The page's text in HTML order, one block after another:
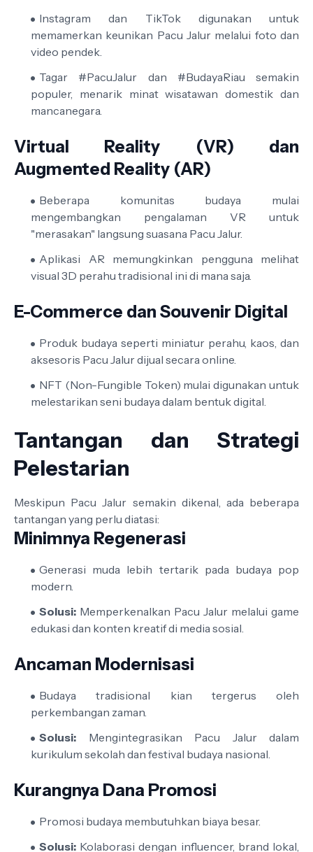
Instagram dan TikTok digunakan untuk
memamerkan keunikan Pacu Jalur melalui foto dan
video pendek.
Tagar #PacuJalur dan #BudayaRiau semakin
populer, menarik minat wisatawan domestik dan
mancanegara.
Virtual Reality (VR) dan
Augmented Reality (AR)
Beberapa komunitas budaya mulai
mengembangkan pengalaman VR untuk
"merasakan" langsung suasana Pacu Jalur.
Aplikasi AR memungkinkan pengguna melihat
visual 3D perahu tradisional ini di mana saja.
E-Commerce dan Souvenir Digital
Produk budaya seperti miniatur perahu, kaos, dan
aksesoris Pacu Jalur dijual secara online.
NFT (Non-Fungible Token) mulai digunakan untuk
melestarikan seni budaya dalam bentuk digital.
Tantangan dan Strategi
Pelestarian
Meskipun Pacu Jalur semakin dikenal, ada beberapa
tantangan yang perlu diatasi:
Minimnya Regenerasi
Generasi muda lebih tertarik pada budaya pop
modern.
Solusi: Memperkenalkan Pacu Jalur melalui game
edukasi dan konten kreatif di media sosial.
Ancaman Modernisasi
Budaya tradisional kian tergerus oleh
perkembangan zaman.
Solusi: Mengintegrasikan Pacu Jalur dalam
kurikulum sekolah dan festival budaya nasional.
Kurangnya Dana Promosi
Promosi budaya membutuhkan biaya besar.
Solusi: Kolaborasi dengan influencer, brand lokal,